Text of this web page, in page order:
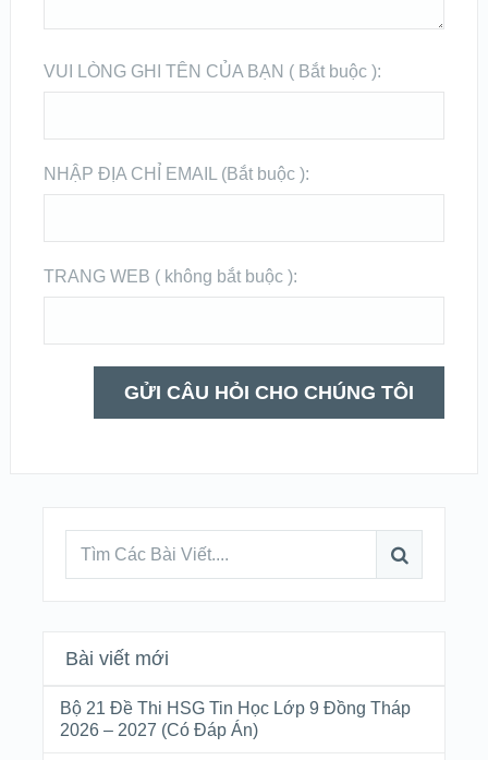
VUI LÒNG GHI TÊN CỦA BẠN ( Bắt buộc ):
NHẬP ĐỊA CHỈ EMAIL (Bắt buộc ):
TRANG WEB ( không bắt buộc ):
Bài viết mới
Bộ 21 Đề Thi HSG Tin Học Lớp 9 Đồng Tháp
2026 – 2027 (Có Đáp Án)